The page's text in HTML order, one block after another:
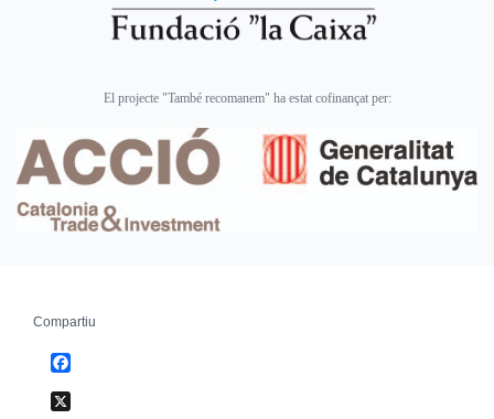
El projecte "També recomanem" ha estat cofinançat per:
Compartiu